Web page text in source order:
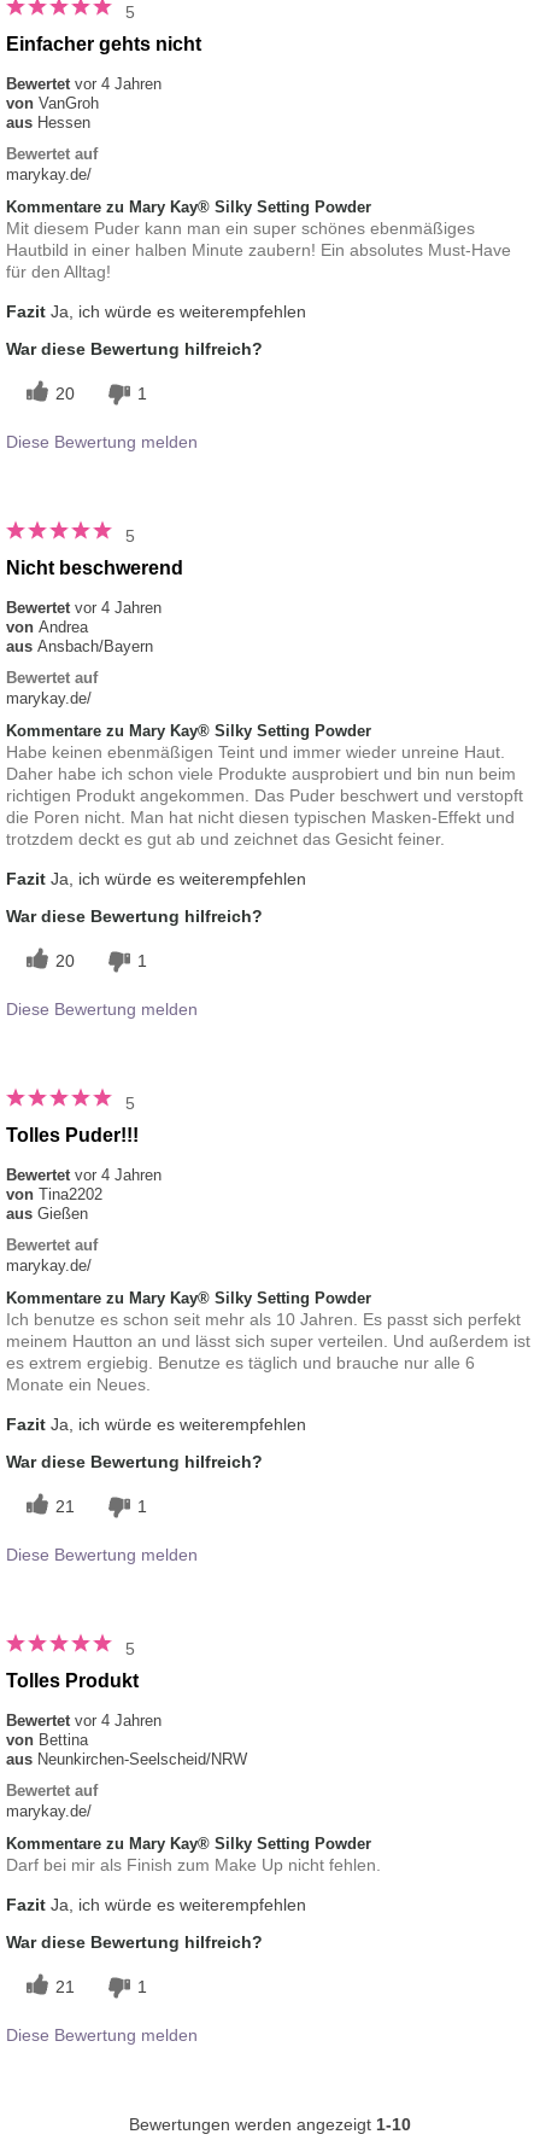
5
Einfacher gehts nicht
Bewertet vor 4 Jahren
von VanGroh
aus Hessen
Bewertet auf
marykay.de/
Kommentare zu Mary Kay® Silky Setting Powder
Mit diesem Puder kann man ein super schönes ebenmäßiges
Hautbild in einer halben Minute zaubern! Ein absolutes Must-Have
für den Alltag!
Fazit Ja, ich würde es weiterempfehlen
War diese Bewertung hilfreich?
20 1
Diese Bewertung melden
5
Nicht beschwerend
Bewertet vor 4 Jahren
von Andrea
aus Ansbach/Bayern
Bewertet auf
marykay.de/
Kommentare zu Mary Kay® Silky Setting Powder
Habe keinen ebenmäßigen Teint und immer wieder unreine Haut.
Daher habe ich schon viele Produkte ausprobiert und bin nun beim
richtigen Produkt angekommen. Das Puder beschwert und verstopft
die Poren nicht. Man hat nicht diesen typischen Masken-Effekt und
trotzdem deckt es gut ab und zeichnet das Gesicht feiner.
Fazit Ja, ich würde es weiterempfehlen
War diese Bewertung hilfreich?
20 1
Diese Bewertung melden
5
Tolles Puder!!!
Bewertet vor 4 Jahren
von Tina2202
aus Gießen
Bewertet auf
marykay.de/
Kommentare zu Mary Kay® Silky Setting Powder
Ich benutze es schon seit mehr als 10 Jahren. Es passt sich perfekt
meinem Hautton an und lässt sich super verteilen. Und außerdem ist
es extrem ergiebig. Benutze es täglich und brauche nur alle 6
Monate ein Neues.
Fazit Ja, ich würde es weiterempfehlen
War diese Bewertung hilfreich?
21 1
Diese Bewertung melden
5
Tolles Produkt
Bewertet vor 4 Jahren
von Bettina
aus Neunkirchen-Seelscheid/NRW
Bewertet auf
marykay.de/
Kommentare zu Mary Kay® Silky Setting Powder
Darf bei mir als Finish zum Make Up nicht fehlen.
Fazit Ja, ich würde es weiterempfehlen
War diese Bewertung hilfreich?
21 1
Diese Bewertung melden
Bewertungen werden angezeigt 1-10